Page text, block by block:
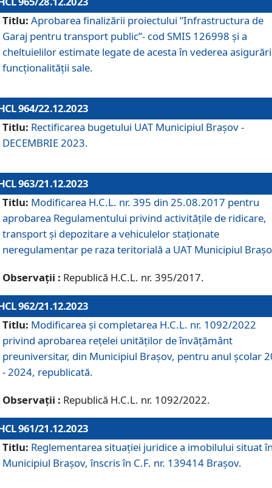
Titlu: Aprobarea finalizării proiectului ”Infrastructura de
Garaj pentru transport public”- cod SMIS 126998 și a
cheltuielilor estimate legate de acesta în vederea
funcționalității sale.
964/22.12.2023
Titlu: Rectificarea bugetului UAT Municipiul Braşov -
DECEMBRIE 2023.
963/21.12.2023
Titlu: Modificarea H.C.L. nr. 395 din 25.08.2017 pentru
aprobarea Regulamentului privind activitățile de ridicare,
transport şi depozitare a vehiculelor staționate
neregulamentar pe raza teritorială a UAT Municipiul
Observații : Republică H.C.L. nr. 395/2017.
962/21.12.2023
Titlu: Modificarea și completarea H.C.L. nr. 1092/2022
privind aprobarea rețelei unităților de învăţământ
preuniversitar, din Municipiul Braşov, pentru anul școlar
- 2024, republicată.
Observații : Republică H.C.L. nr. 1092/2022.
961/21.12.2023
Titlu: Reglementarea situației juridice a imobilului situat
Municipiul Brașov, înscris în C.F. nr. 139414 Brașov.